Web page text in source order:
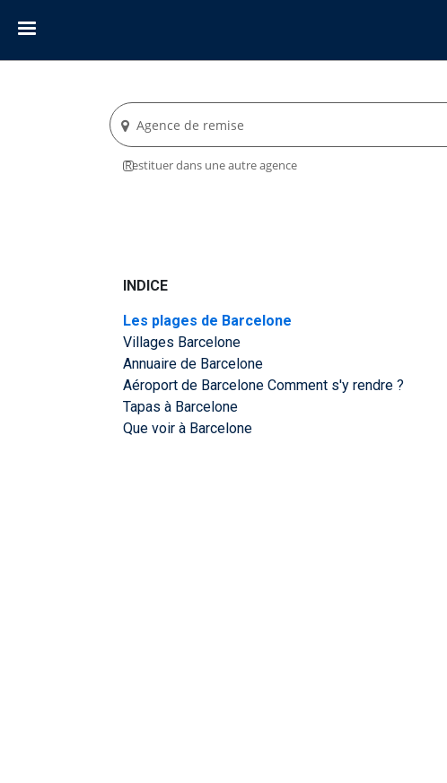
Agence de remise
Restituer dans une autre agence
INDICE
Les plages de Barcelone
Villages Barcelone
Annuaire de Barcelone
Aéroport de Barcelone Comment s'y rendre ?
Tapas à Barcelone
Que voir à Barcelone